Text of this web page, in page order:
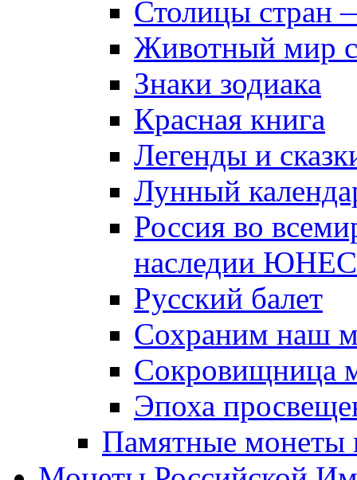
Столицы стран
Животный мир
Знаки зодиака
Красная книга
Легенды и
Лунный
Россия во
наследии
Русский балет
Сохраним наш
Сокровищница
Эпоха
Памятные монеты